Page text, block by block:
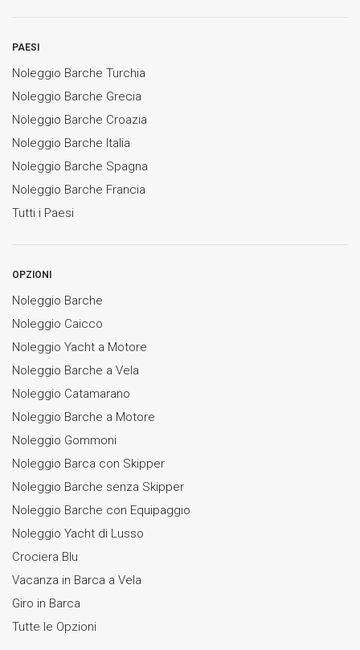
PAESI
Noleggio Barche Turchia
Noleggio Barche Grecia
Noleggio Barche Croazia
Noleggio Barche Italia
Noleggio Barche Spagna
Noleggio Barche Francia
Tutti i Paesi
OPZIONI
Noleggio Barche
Noleggio Caicco
Noleggio Yacht a Motore
Noleggio Barche a Vela
Noleggio Catamarano
Noleggio Barche a Motore
Noleggio Gommoni
Noleggio Barca con Skipper
Noleggio Barche senza Skipper
Noleggio Barche con Equipaggio
Noleggio Yacht di Lusso
Crociera Blu
Vacanza in Barca a Vela
Giro in Barca
Tutte le Opzioni